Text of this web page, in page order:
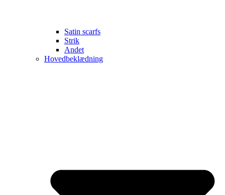
Satin scarfs
Strik
Andet
Hovedbeklædning